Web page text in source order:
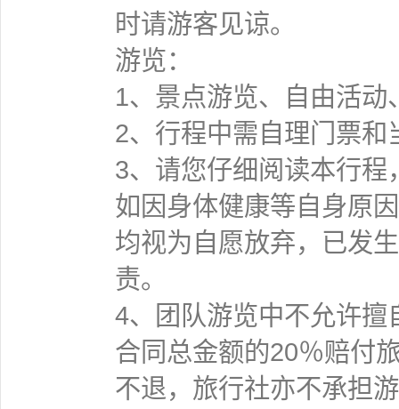
时请游客见谅。
游览：
1、景点游览、自由活
2、行程中需自理门票
3、请您仔细阅读本行
如因身体健康等自身原
均视为自愿放弃，已发
责。
4、团队游览中不允许
合同总金额的20％赔付
不退，旅行社亦不承担